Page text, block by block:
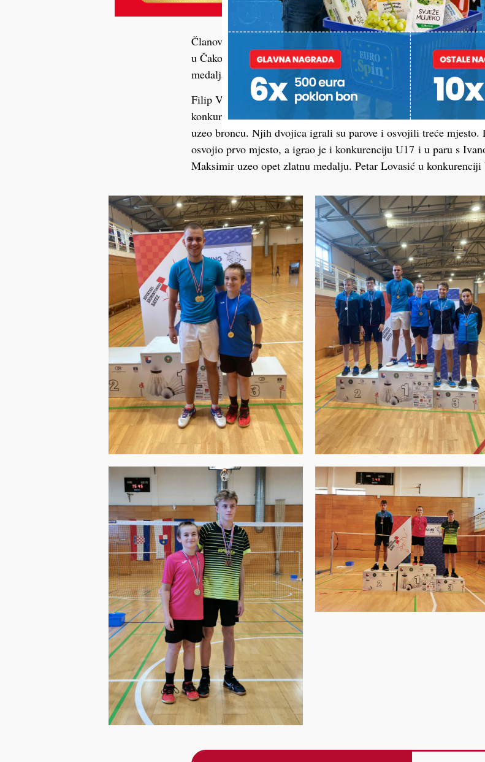
Članovi koprivničkog Badminton kluba nastupili su u trećem
u Čakovcu i postigli zapažene rezultate. Četvero natjecatelja
medalja. Lara Tomjek u konkurenciji U11 osvojila je prvo mjesto
Filip Vedriš u istoj je konkurenciji, ali za dječake, osvojio četvrto
konkurenciji U15 osvojio je prvo mjesto i zlatnu medalju, dok
uzeo broncu. Njih dvojica igrali su parove i osvojili treće
osvojio prvo mjesto, a igrao je i konkurenciju U17 i u paru s
Maksimir uzeo opet zlatnu medalju. Petar Lovasić u